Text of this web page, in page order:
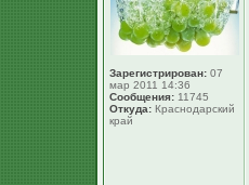
Зарегистрирован: 07
мар 2011 14:36
Сообщения: 11745
Откуда: Краснодарский
край